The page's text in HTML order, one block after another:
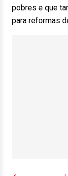
pobres e que
para reformas